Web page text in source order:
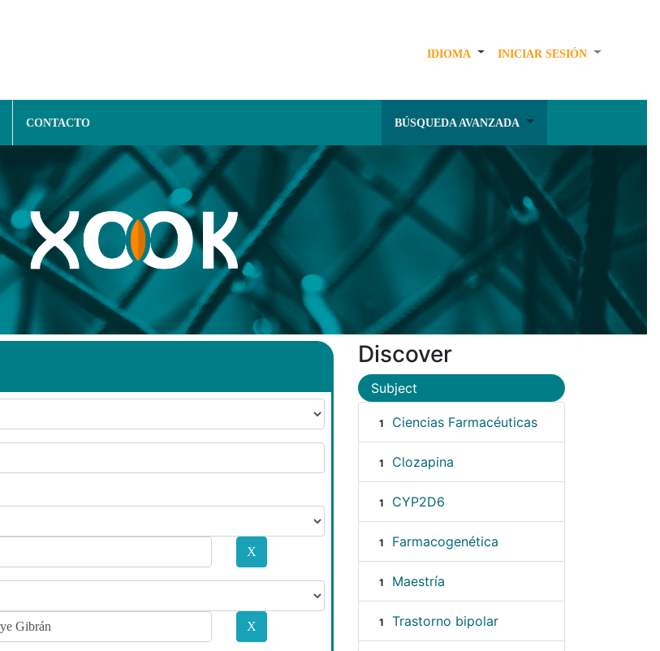
IDIOMA INICIAR SESIÓN
CONTACTO BÚSQUEDA AVANZADA
Discover
Subject
1 Ciencias Farmacéuticas
1 Clozapina
1 CYP2D6
1 Farmacogenética
1 Maestría
1 Trastorno bipolar